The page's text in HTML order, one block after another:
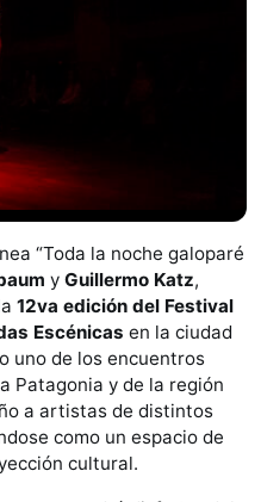
“Toda la noche galoparé
y Guillermo Katz,
12va edición del Festival
Escénicas en la ciudad
uno de los encuentros
Patagonia y de la región
a artistas de distintos
como un espacio de
cultural.